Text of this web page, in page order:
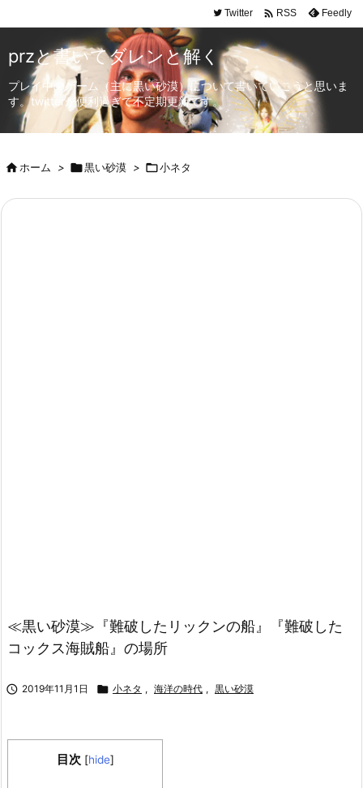
Twitter  RSS Feedly
przと書いてダレンと解く
プレイ中のゲーム（主に黒い砂漠）について書いていこうと思いま
す。twitterが便利過ぎて不定期更新です。
ホーム > 黒い砂漠 > 小ネタ
≪黒い砂漠≫『難破したリックンの船』『難破した
コックス海賊船』の場所
 2019年11月1日  小ネタ , 海洋の時代 , 黒い砂漠
目次 [hide]